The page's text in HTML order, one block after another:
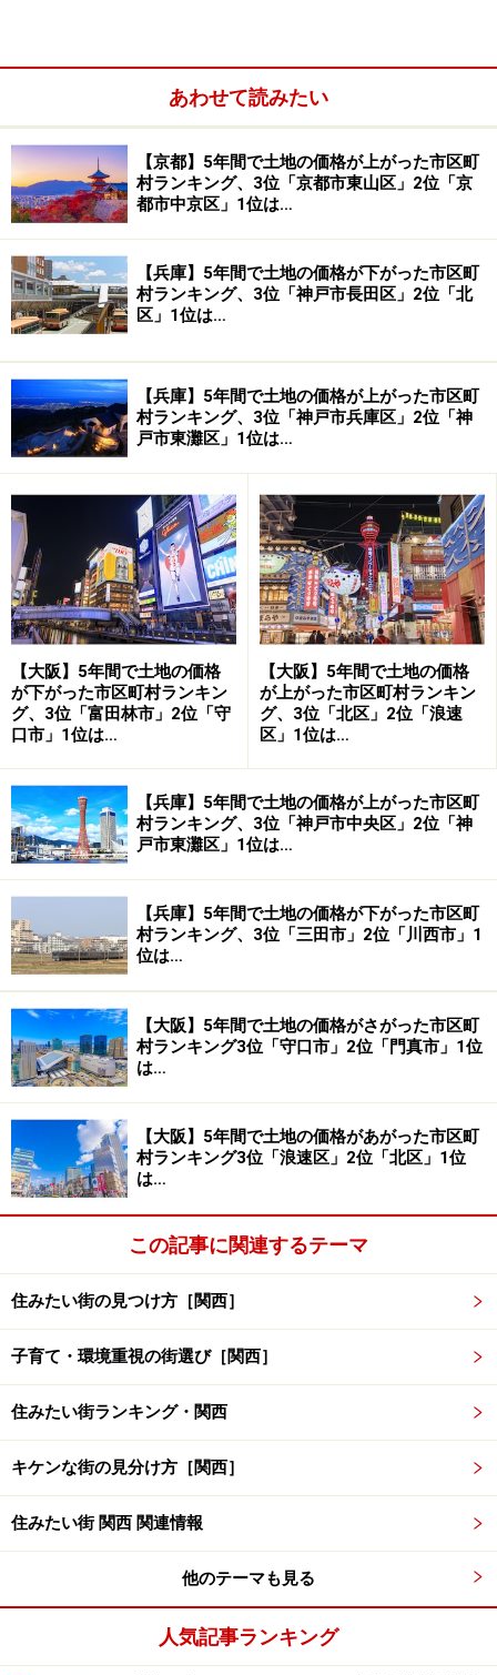
は「快適度」でも全国1位になっていましたね。総合評
価でも8位。どの方面から見ても住みやすい街といえる
でしょう。
関西ではやはり、芦屋市がトップ
では、関西のほうを見てみましょう。下の表は「住みよ
さランキング・富裕度」の全国トップ50から、関西のも
のを抜粋したものです。8市がランクインしています
ね。関西でのトップは兵庫県芦屋市。やはり！といった
ところでしょうか？また、総合で全国トップの滋賀県栗
東市が2位となっています。
【住みよさランキング「富裕度」・関西トップ
（東洋経済新報社「都市データパック2005年版」より抜
粋）
関西順位 全国順位 都市名 都道府県名 総合順位
（全国）
1位
7位 芦屋市 兵庫県
60位
3位
21位 吹田市 大阪府
160位
4位
24位 箕面市 大阪府
47位
5位
40位 宝塚市 兵庫県
201位
7位
44位 豊中市 大阪府
380位
8位
48位 池田市 大阪府 344位
大阪府4市、兵庫県3市、滋賀県1市という結果です。京
都府がランクインしていませんね。富裕度に限っていえ
ば、阪神地区が優位といったところです。
次のページでは、ランクインした市の紹介をしましょ
※記事内容は執筆時点のものです。最新の内容をご確認くださ
い。
1/2 次のページへ
あわせて読みたい
【京都】5年間で土地の価格が上がった市区町
村ランキング、3位「京都市東山区」2位「京
都市中京区」1位は…
【兵庫】5年間で土地の価格が下がった市区町
村ランキング、3位「神戸市長田区」2位「北
区」1位は…
【兵庫】5年間で土地の価格が上がった市区町
村ランキング、3位「神戸市兵庫区」2位「神
戸市東灘区」1位は…
【大阪】5年間で土地の価格
が下がった市区町村ランキン
グ、3位「富田林市」2位「守
口市」1位は…
【大阪】5年間で土地の価格
が上がった市区町村ランキン
グ、3位「北区」2位「浪速
区」1位は…
【兵庫】5年間で土地の価格が上がった市区町
村ランキング、3位「神戸市中央区」2位「神
戸市東灘区」1位は…
【兵庫】5年間で土地の価格が下がった市区町
村ランキング、3位「三田市」2位「川西市」1
位は…
【大阪】5年間で土地の価格がさがった市区町
村ランキング3位「守口市」2位「門真市」1位
は…
【大阪】5年間で土地の価格があがった市区町
村ランキング3位「浪速区」2位「北区」1位
は…
この記事に関連するテーマ
住みたい街の見つけ方［関西］
子育て・環境重視の街選び［関西］
住みたい街ランキング・関西
キケンな街の見分け方［関西］
住みたい街 関西 関連情報
他のテーマも見る
人気記事ランキング